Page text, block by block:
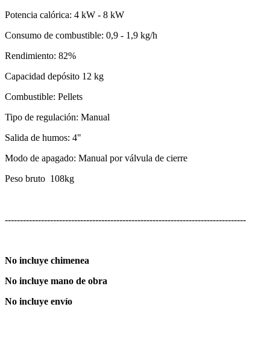
Potencia calórica: 4 kW - 8 kW
Consumo de combustible: 0,9 - 1,9 kg/h
Rendimiento: 82%
Capacidad depósito 12 kg
Combustible: Pellets
Tipo de regulación: Manual
Salida de humos: 4"
Modo de apagado: Manual por válvula de cierre
Peso bruto 108kg
--------------------------------------------------------------------------------
No incluye chimenea
No incluye mano de obra
No incluye envío